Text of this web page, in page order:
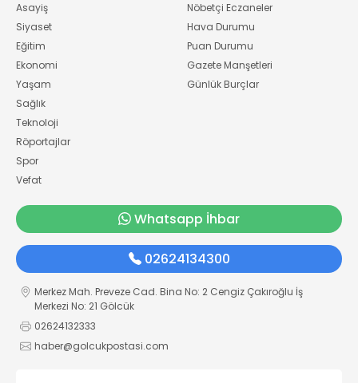
Asayiş
Siyaset
Eğitim
Ekonomi
Yaşam
Sağlık
Teknoloji
Röportajlar
Spor
Vefat
Nöbetçi Eczaneler
Hava Durumu
Puan Durumu
Gazete Manşetleri
Günlük Burçlar
Whatsapp İhbar
02624134300
Merkez Mah. Preveze Cad. Bina No: 2 Cengiz Çakıroğlu İş
Merkezi No: 21 Gölcük
02624132333
haber@golcukpostasi.com